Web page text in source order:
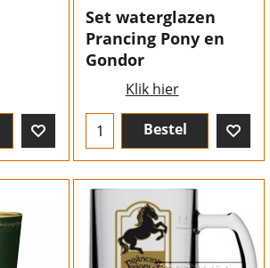
Set waterglazen
Prancing Pony en
Gondor
Klik hier
Bestel